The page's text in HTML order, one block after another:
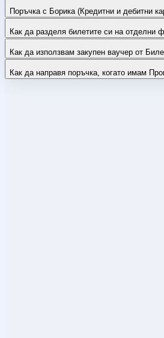
Поръчка с Борика (Кредитни и
Как да разделя билетите си на отделни
Как да използвам закупен ваучер от
Как да направя поръчка, когато имам